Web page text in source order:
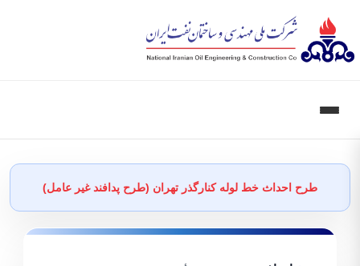
طرح احداث خط لوله کنارگذر تهران (طرح پدافند غیر عامل)